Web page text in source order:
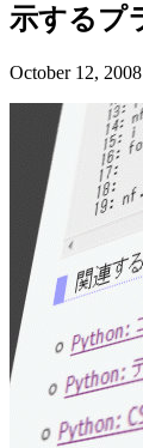
示するプ
October 12, 2008